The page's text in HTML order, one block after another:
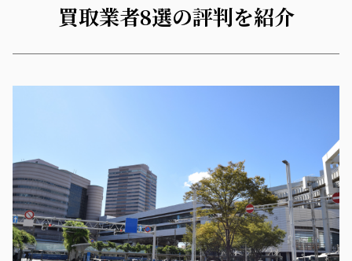
買取業者8選の評判を紹介